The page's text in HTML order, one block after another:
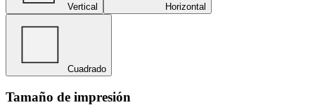
Vertical Horizontal
Cuadrado
Tamaño de impresión